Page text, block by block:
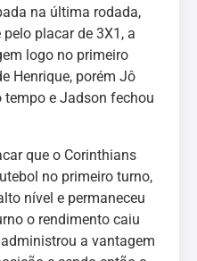
na última rodada,
placar de 3X1, a
logo no primeiro
Henrique, porém Jô
e Jadson fechou
que o Corinthians
no primeiro turno,
nível e permaneceu
o rendimento caiu
a vantagem